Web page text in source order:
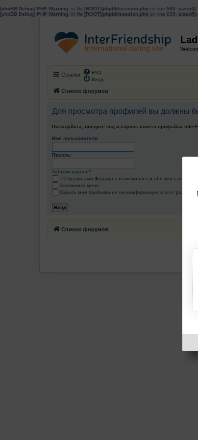
[phpBB Debug] PHP Warning: in file [ROOT]/phpbb/session.php on line 583:
[phpBB Debug] PHP Warning: in file [ROOT]/phpbb/session.php on line 639:
Ссылки
FAQ
Вход
Список форумов
Для просмотра профилей вы должны
Пожалуйста, введите код и пароль своего профайла
Имя пользователя:
Пароль:
Забыли пароль?
С Правилами Форума ознакомилась и обязуюсь не
Запомнить меня
Скрыть моё пребывание на конференции в этот раз
Список форумов